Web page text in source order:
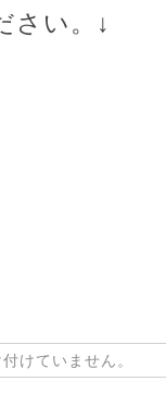
さい。↓
けていません。